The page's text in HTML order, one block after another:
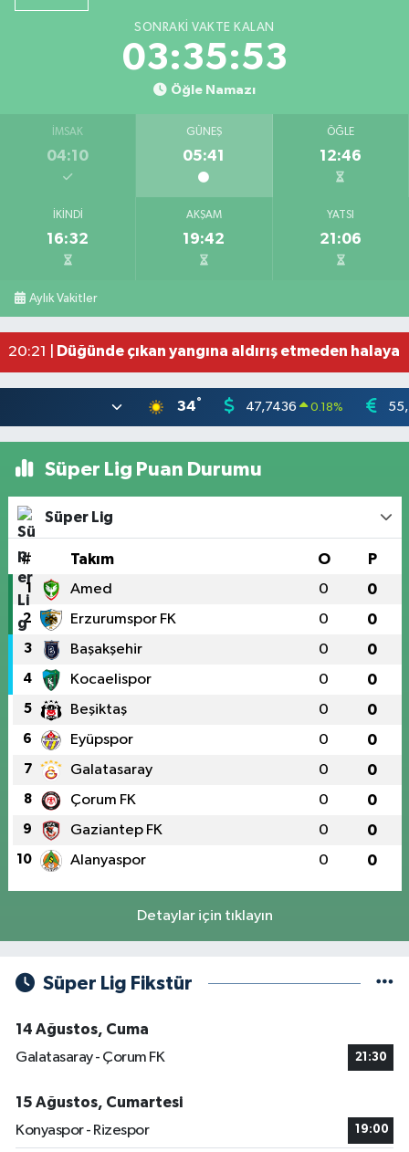
SONRAKI VAKTE KALAN
03:35:53
Öğle Namazı
İMSAK
04:10
GÜNEŞ
05:41
ÖĞLE
12:46
İKINDI
16:32
AKŞAM
19:42
YATSI
21:06
Aylık Vakitler
Bahçede yaşanan yangında alevler 2 otomobile
21:17 |Salah'ın maaşı açıklandı! İşte devasa ücret
20:21 |
Düğünde çıkan yangına aldırış etmeden
34° 47,7436 0.18%
Süper Lig Puan Durumu
Süper Lig
# Takım O P
1 Amed 0 0
2 Erzurumspor FK 0 0
3 Başakşehir 0 0
4 Kocaelispor 0 0
5 Beşiktaş 0 0
6 Eyüpspor 0 0
7 Galatasaray 0 0
8 Çorum FK 0 0
9 Gaziantep FK 0 0
10 Alanyaspor 0 0
Detaylar için tıklayın
Süper Lig Fikstür
14 Ağustos, Cuma
Galatasaray - Çorum FK
21:30
15 Ağustos, Cumartesi
Konyaspor - Rizespor
19:00